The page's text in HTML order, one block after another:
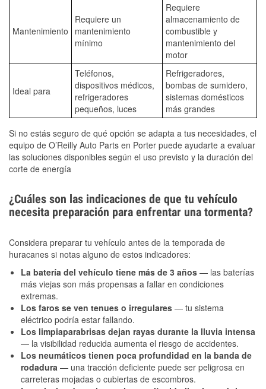
Mantenimiento
Requiere un
mantenimiento
mínimo
Requiere
almacenamiento de
combustible y
mantenimiento del
motor
Ideal para
Teléfonos,
dispositivos médicos,
refrigeradores
pequeños, luces
Refrigeradores,
bombas de sumidero,
sistemas domésticos
más grandes
Si no estás seguro de qué opción se adapta a tus necesidades, el
equipo de O’Reilly Auto Parts en Porter puede ayudarte a evaluar
las soluciones disponibles según el uso previsto y la duración del
corte de energía
¿Cuáles son las indicaciones de que tu vehículo
necesita preparación para enfrentar una tormenta?
Considera preparar tu vehículo antes de la temporada de
huracanes si notas alguno de estos indicadores:
La batería del vehículo tiene más de 3 años — las baterías
más viejas son más propensas a fallar en condiciones
extremas.
Los faros se ven tenues o irregulares — tu sistema
eléctrico podría estar fallando.
Los limpiaparabrisas dejan rayas durante la lluvia intensa
— la visibilidad reducida aumenta el riesgo de accidentes.
Los neumáticos tienen poca profundidad en la banda de
rodadura — una tracción deficiente puede ser peligrosa en
carreteras mojadas o cubiertas de escombros.